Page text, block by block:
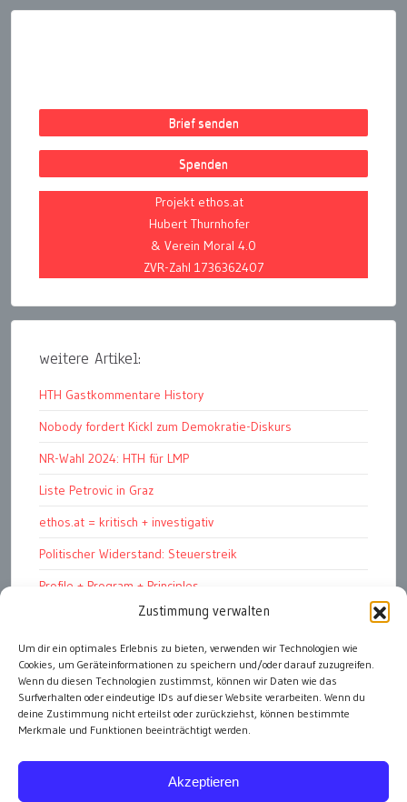
Zustimmung verwalten
Um dir ein optimales Erlebnis zu bieten, verwenden wir Technologien wie
Cookies, um Geräteinformationen zu speichern und/oder darauf zuzugreifen.
Wenn du diesen Technologien zustimmst, können wir Daten wie das
Surfverhalten oder eindeutige IDs auf dieser Website verarbeiten. Wenn du
deine Zustimmung nicht erteilst oder zurückziehst, können bestimmte
Merkmale und Funktionen beeinträchtigt werden.
Akzeptieren
Brief senden
Spenden
Projekt ethos.at
Hubert Thurnhofer
& Verein Moral 4.0
ZVR-Zahl 1736362407
weitere Artikel:
HTH Gastkommentare History
Nobody fordert Kickl zum Demokratie-Diskurs
NR-Wahl 2024: HTH für LMP
Liste Petrovic in Graz
ethos.at = kritisch + investigativ
Politischer Widerstand: Steuerstreik
Profile + Program + Principles
ПРОФИЛЬ + ПРОГРАММА + ПРИНЦИПЫ
„Warum soll ich dich wählen?“
alle Artikel